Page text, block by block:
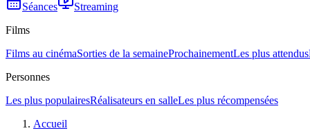
Séances
Streaming
Films
Films au cinémaSorties de la semaineProchainementLes plus attendus
Personnes
Les plus populairesRéalisateurs en salleLes plus récompensées
Accueil